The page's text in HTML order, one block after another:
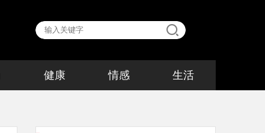
健康 情感 生活